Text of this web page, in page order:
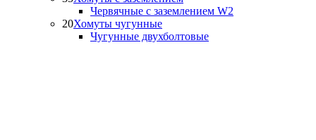
Червячные с заземлением W2
20Хомуты чугунные
Чугунные двухболтовые